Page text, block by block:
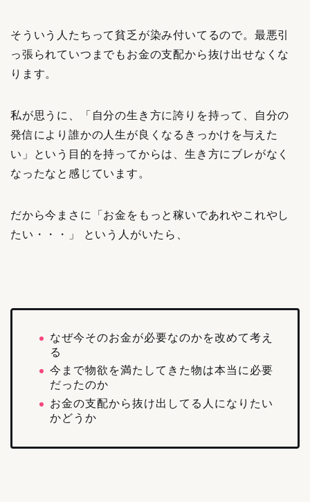
そういう人たちって貧乏が染み付いてるので。最悪引
っ張られていつまでもお金の支配から抜け出せなくな
ります。
私が思うに、「自分の生き方に誇りを持って、自分の
発信により誰かの人生が良くなるきっかけを与えた
い」という目的を持ってからは、生き方にブレがなく
なったなと感じています。
だから今まさに「お金をもっと稼いであれやこれやし
たい・・・」 という人がいたら、
なぜ今そのお金が必要なのかを改めて考え
る
今まで物欲を満たしてきた物は本当に必要
だったのか
お金の支配から抜け出してる人になりたい
かどうか